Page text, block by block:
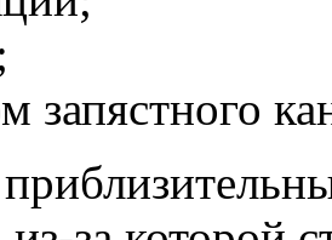
запястного